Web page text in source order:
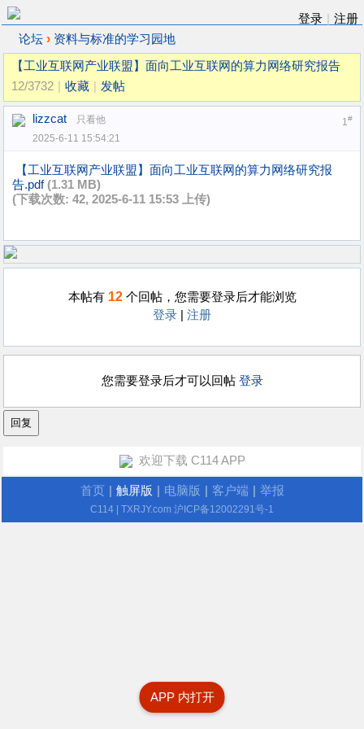
登录
注册
论坛 › 资料与标准的学习园地
【工业互联网产业联盟】面向工业互联网的算力网络研究报告
12/3732
收藏 发帖
1#
lizzcat
只看他
2025-6-11 15:54:21
【工业互联网产业联盟】面向工业互联网的算力网络研究报
告.pdf (1.31 MB)
(下载次数: 42, 2025-6-11 15:53 上传)
本帖有 12个回帖，您需要登录后才能浏览
登录
注册
您需要登录后才可以回帖 登录
APP 内打开
欢迎下载 C114 APP
首页 触屏版 电脑版 客户端 举报
C114 | TXRJY.com 沪ICP备12002291号-1